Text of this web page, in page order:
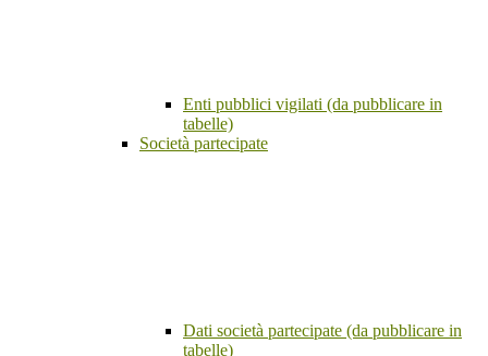
Enti pubblici vigilati (da pubblicare in
tabelle)
Società partecipate
Dati società partecipate (da pubblicare in
tabelle)